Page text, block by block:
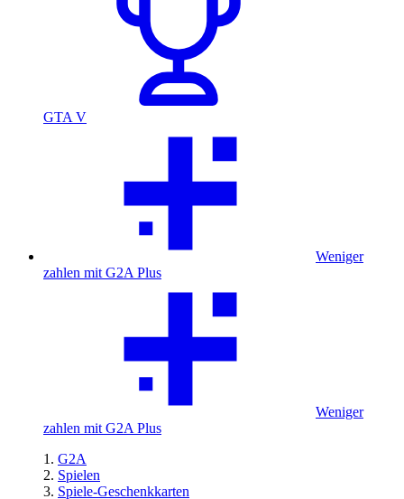
GTA V
Weniger
zahlen mit G2A Plus
Weniger
zahlen mit G2A Plus
G2A
Spielen
Spiele-Geschenkkarten